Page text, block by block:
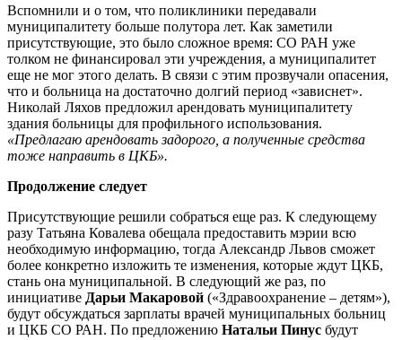
Вспомнили и о том, что поликлиники передавали
муниципалитету больше полутора лет. Как заметили
присутствующие, это было сложное время: СО РАН уже
толком не финансировал эти учреждения, а муниципалитет
еще не мог этого делать. В связи с этим прозвучали опасения,
что и больница на достаточно долгий период «зависнет».
Николай Ляхов предложил арендовать муниципалитету
здания больницы для профильного использования.
«Предлагаю арендовать задорого, а полученные средства
тоже направить в ЦКБ».
Продолжение следует
Присутствующие решили собраться еще раз. К следующему
разу Татьяна Ковалева обещала предоставить мэрии всю
необходимую информацию, тогда Александр Львов сможет
более конкретно изложить те изменения, которые ждут ЦКБ,
стань она муниципальной. В следующий же раз, по
инициативе Дарьи Макаровой («Здравоохранение – детям»),
будут обсуждаться зарплаты врачей муниципальных больниц
и ЦКБ СО РАН. По предложению Натальи Пинус будут